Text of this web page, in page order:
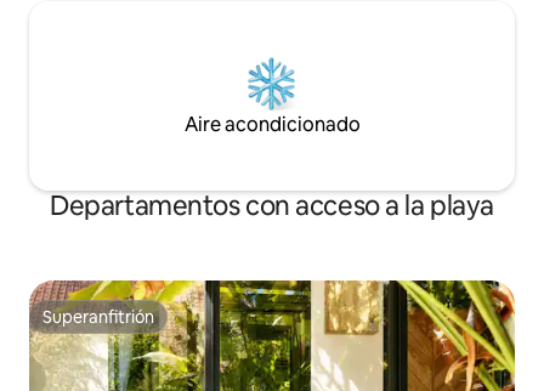
Aire acondicionado
Departamentos con acceso a la playa
Superanfitrión
Superanfitrión